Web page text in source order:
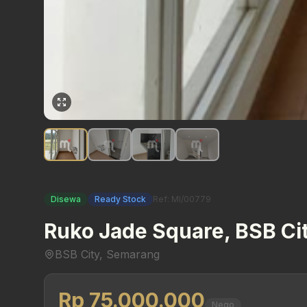
Disewa Ready Stock Ref: MI/00779
Ruko Jade Square, BSB
BSB City, Semarang
Rp 75.000.000 Nego